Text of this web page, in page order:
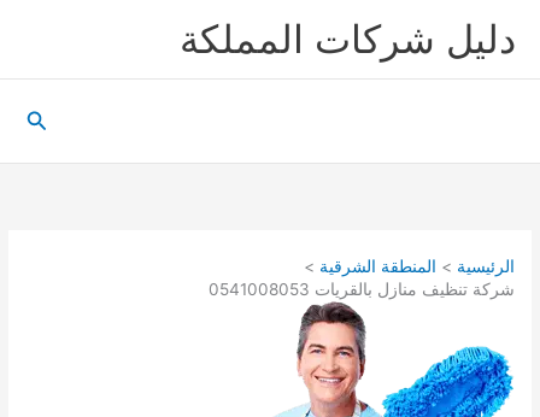
دليل شركات المملكة
الرئيسية
المنطقة الشرقية
شركة تنظيف منازل بالقريات 0541008053